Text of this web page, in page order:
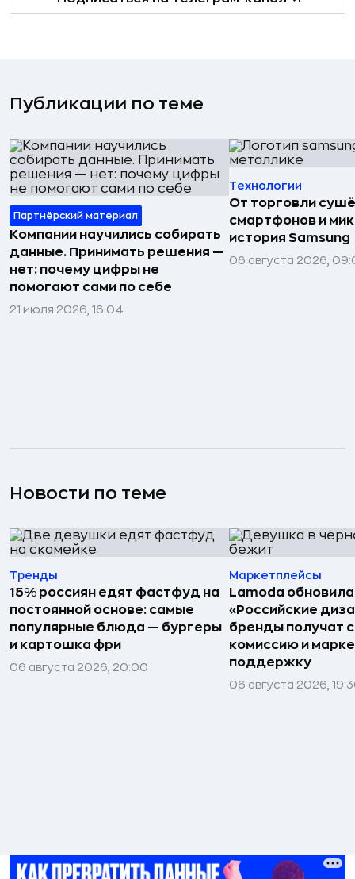
Публикации по теме
Партнёрский материал
Компании научились собирать
данные. Принимать решения —
нет: почему цифры не
помогают сами по себе
21 июля 2026, 16:04
Технологии
От торговли
смартфонов и
история Samsung
06 августа 2026,
Новости по теме
Тренды
15% россиян едят фастфуд на
постоянной основе: самые
популярные блюда — бургеры
и картошка фри
06 августа 2026, 20:00
Маркетплейсы
Lamoda
«Российские
бренды получат
комиссию и
поддержку
06 августа 2026,